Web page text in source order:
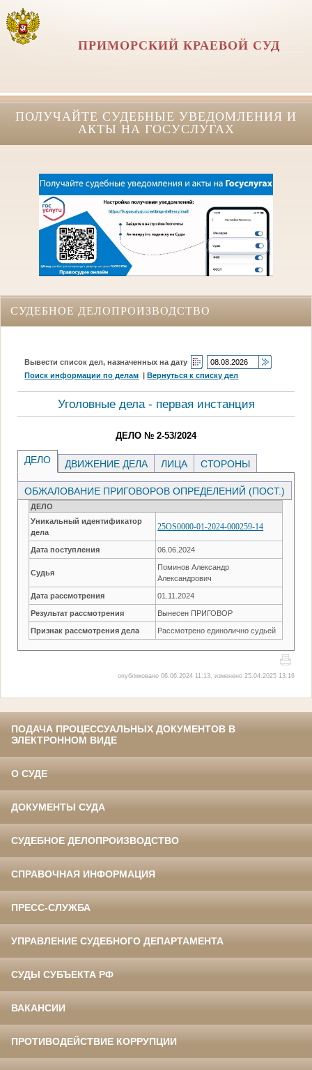
ПРИМОРСКИЙ КРАЕВОЙ СУД
ПОЛУЧАЙТЕ СУДЕБНЫЕ УВЕДОМЛЕНИЯ И
АКТЫ НА ГОСУСЛУГАХ
СУДЕБНОЕ ДЕЛОПРОИЗВОДСТВО
Вывести список дел, назначенных на дату
Поиск информации по делам |Вернуться к списку дел
Уголовные дела - первая инстанция
ДЕЛО № 2-53/2024
ДЕЛО ДВИЖЕНИЕ ДЕЛА ЛИЦА СТОРОНЫ
ОБЖАЛОВАНИЕ ПРИГОВОРОВ ОПРЕДЕЛЕНИЙ (ПОСТ.)
ДЕЛО
Уникальный идентификатор
дела
25OS0000-01-2024-000259-14
Дата поступления 06.06.2024
Судья
Поминов Александр
Александрович
Дата рассмотрения 01.11.2024
Результат рассмотрения Вынесен ПРИГОВОР
Признак рассмотрения дела Рассмотрено единолично судьей
опубликовано 06.06.2024 11:13, изменено 25.04.2025 13:16
ПОДАЧА ПРОЦЕССУАЛЬНЫХ ДОКУМЕНТОВ В
ЭЛЕКТРОННОМ ВИДЕ
О СУДЕ
ДОКУМЕНТЫ СУДА
СУДЕБНОЕ ДЕЛОПРОИЗВОДСТВО
СПРАВОЧНАЯ ИНФОРМАЦИЯ
ПРЕСС-СЛУЖБА
УПРАВЛЕНИЕ СУДЕБНОГО ДЕПАРТАМЕНТА
СУДЫ СУБЪЕКТА РФ
ВАКАНСИИ
ПРОТИВОДЕЙСТВИЕ КОРРУПЦИИ